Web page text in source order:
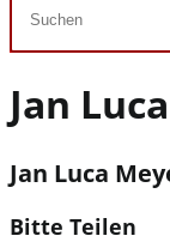
umschalten
Jan
Jan Luca
Bitte Teilen